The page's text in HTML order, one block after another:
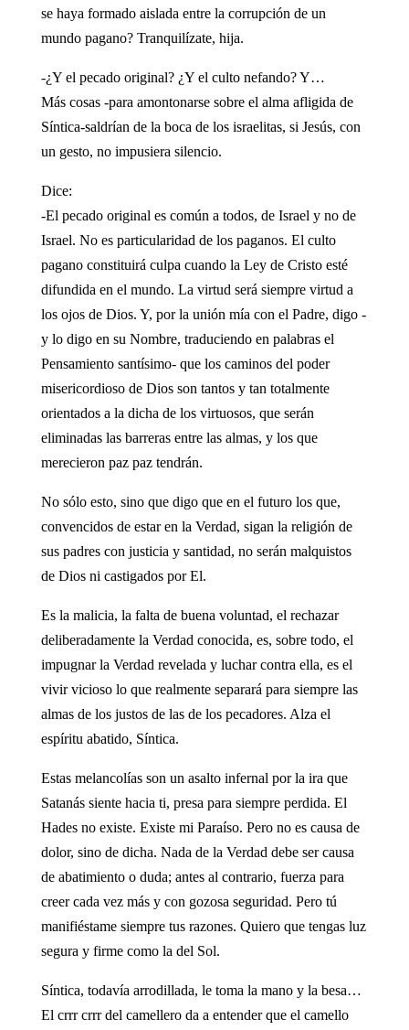
se haya formado aislada entre la corrupción de un
mundo pagano? Tranquilízate, hija.
-¿Y el pecado original? ¿Y el culto nefando? Y…
Más cosas -para amontonarse sobre el alma afligida de
Síntica-saldrían de la boca de los israelitas, si Jesús, con
un gesto, no impusiera silencio.
Dice:
-El pecado original es común a todos, de Israel y no de
Israel. No es particularidad de los paganos. El culto
pagano constituirá culpa cuando la Ley de Cristo esté
difundida en el mundo. La virtud será siempre virtud a
los ojos de Dios. Y, por la unión mía con el Padre, digo -
y lo digo en su Nombre, traduciendo en palabras el
Pensamiento santísimo- que los caminos del poder
misericordioso de Dios son tantos y tan totalmente
orientados a la dicha de los virtuosos, que serán
eliminadas las barreras entre las almas, y los que
merecieron paz paz tendrán.
No sólo esto, sino que digo que en el futuro los que,
convencidos de estar en la Verdad, sigan la religión de
sus padres con justicia y santidad, no serán malquistos
de Dios ni castigados por El.
Es la malicia, la falta de buena voluntad, el rechazar
deliberadamente la Verdad conocida, es, sobre todo, el
impugnar la Verdad revelada y luchar contra ella, es el
vivir vicioso lo que realmente separará para siempre las
almas de los justos de las de los pecadores. Alza el
espíritu abatido, Síntica.
Estas melancolías son un asalto infernal por la ira que
Satanás siente hacia ti, presa para siempre perdida. El
Hades no existe. Existe mi Paraíso. Pero no es causa de
dolor, sino de dicha. Nada de la Verdad debe ser causa
de abatimiento o duda; antes al contrario, fuerza para
creer cada vez más y con gozosa seguridad. Pero tú
manifiéstame siempre tus razones. Quiero que tengas luz
segura y firme como la del Sol.
Síntica, todavía arrodillada, le toma la mano y la besa…
El crrr crrr del camellero da a entender que el camello